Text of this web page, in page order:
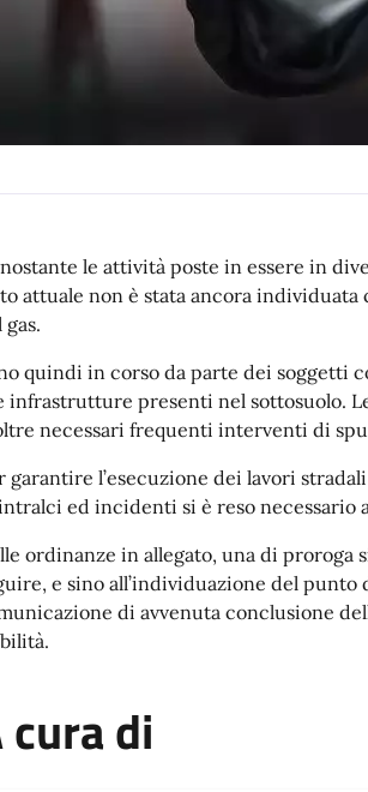
le attività poste in essere in
attuale non è stata ancora individuata
gas.
quindi in corso da parte dei
infrastrutture presenti nel sottosuolo.
necessari frequenti interventi di
garantire l’esecuzione dei lavori
ed incidenti si è reso necessario
ordinanze in allegato, una di proroga
e sino all’individuazione del punto
di avvenuta conclusione
cura di